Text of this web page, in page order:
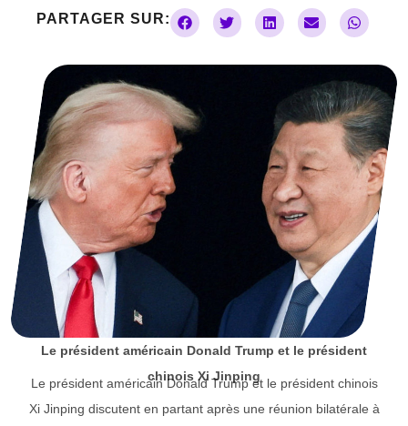
PARTAGER SUR:
Le président américain Donald Trump et le président
chinois Xi Jinping
Le président américain Donald Trump et le président chinois
Xi Jinping discutent en partant après une réunion bilatérale à